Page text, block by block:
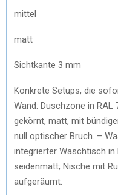
mittel
matt
Sichtkante 3 mm
Konkrete Setups, die
Wand: Duschzone in RAL
gekörnt, matt, mit
null optischer Bruch. –
integrierter Waschtisch in
seidenmatt; Nische mit
aufgeräumt.